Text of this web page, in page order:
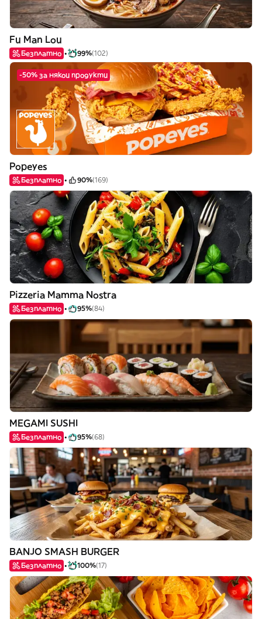
Fu Man Lou
Безплатно 99%(102)
-50% за някои продукти
Popeyes
Безплатно 90%(169)
Pizzeria Mamma Nostra
Безплатно 95%(84)
MEGAMI SUSHI
Безплатно 95%(68)
BANJO SMASH BURGER
Безплатно 100%(17)